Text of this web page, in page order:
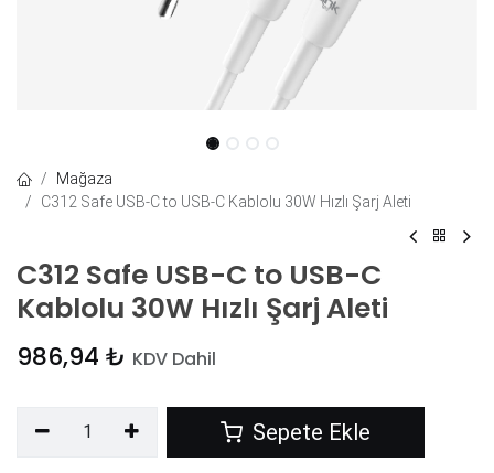
Mağaza
C312 Safe USB-C to USB-C Kablolu 30W Hızlı Şarj Aleti
C312 Safe USB-C to USB-C
Kablolu 30W Hızlı Şarj Aleti
986,94 ₺ KDV Dahil
Sepete Ekle